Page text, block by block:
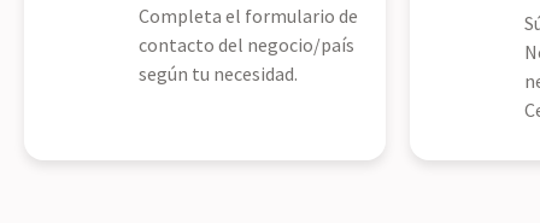
Completa el formulario de
contacto del negocio/país
según tu necesidad.